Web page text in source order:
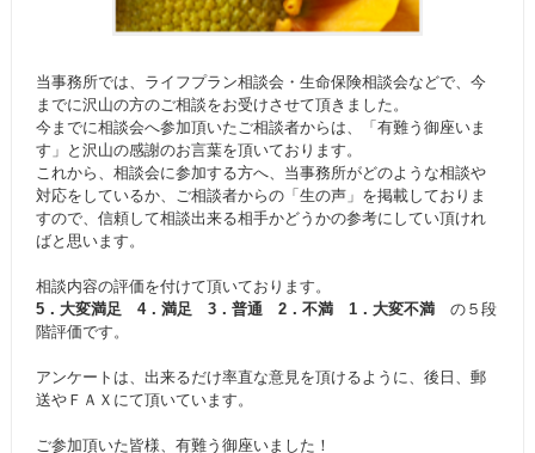
当事務所では、ライフプラン相談会・生命保険相談会などで、今
までに沢山の方のご相談をお受けさせて頂きました。
今までに相談会へ参加頂いたご相談者からは、「有難う御座いま
す」と沢山の感謝のお言葉を頂いております。
これから、相談会に参加する方へ、当事務所がどのような相談や
対応をしているか、ご相談者からの「生の声」を掲載しておりま
すので、信頼して相談出来る相手かどうかの参考にしてい頂けれ
ばと思います。
相談内容の評価を付けて頂いております。
5．大変満足 4．満足 3．普通 2．不満 1．大変不満の５段
階評価です。
アンケートは、出来るだけ率直な意見を頂けるように、後日、郵
送やＦＡＸにて頂いています。
ご参加頂いた皆様、有難う御座いました！